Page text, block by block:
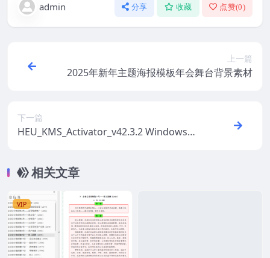
admin 分享 收藏 点赞(0)
上一篇
2025年新年主题海报模板年会舞台背景素材
下一篇
HEU_KMS_Activator_v42.3.2 Windows和
相关文章
VIP